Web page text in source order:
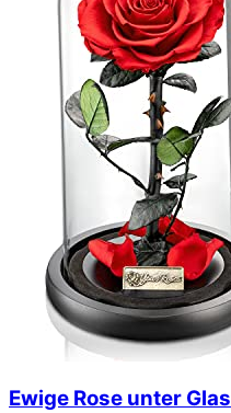
Ewige Rose unter Glas